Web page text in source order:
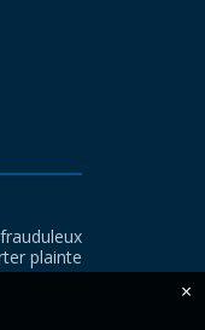
plainte
×